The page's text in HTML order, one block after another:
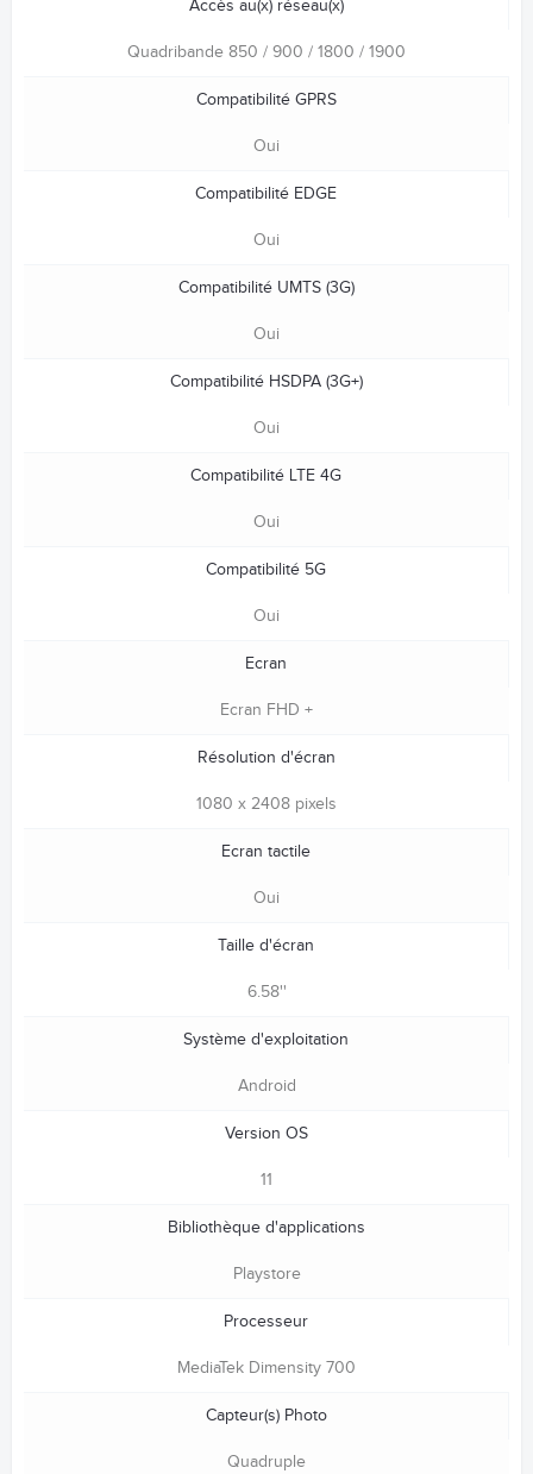
Accès au(x) réseau(x)
Quadribande 850 / 900 / 1800 / 1900
Compatibilité GPRS
Oui
Compatibilité EDGE
Oui
Compatibilité UMTS (3G)
Oui
Compatibilité HSDPA (3G+)
Oui
Compatibilité LTE 4G
Oui
Compatibilité 5G
Oui
Ecran
Ecran FHD +
Résolution d'écran
1080 x 2408 pixels
Ecran tactile
Oui
Taille d'écran
6.58''
Système d'exploitation
Android
Version OS
11
Bibliothèque d'applications
Playstore
Processeur
MediaTek Dimensity 700
Capteur(s) Photo
Quadruple